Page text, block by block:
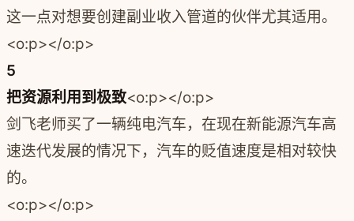
这一点对想要创建副业收入管道的伙伴尤其适用。
<o:p></o:p>
5
把资源利用到极致<o:p></o:p>
剑飞老师买了一辆纯电汽车，在现在新能源汽车高
速迭代发展的情况下， 汽车的贬值速度是相对较快
的。
<o:p></o:p>